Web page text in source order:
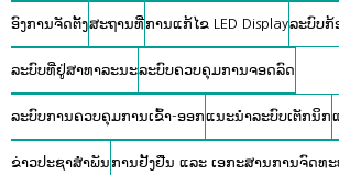
ອົງການຈັດຕັ້ງສະຖານທີ່ການແກ້ໄຂ LED Displayລະບົບກ້
ລະບົບທີ່ຢູ່ສາທາລະນະລະບົບຄວບຄຸມການຈອດລົດ
ລະບົບການຄວບຄຸມການເຂົ້າ-ອອກແນະນໍາລະບົບເຕັກນິກ
ຂ່າວປະຊາສໍາພັນການຢັ້ງຢືນ ແລະ ເອກະສານການຈົດທ